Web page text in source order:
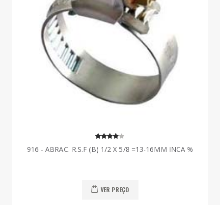
916 - ABRAC. R.S.F (B) 1/2 X 5/8 =13-16MM INCA %
VER PREÇO